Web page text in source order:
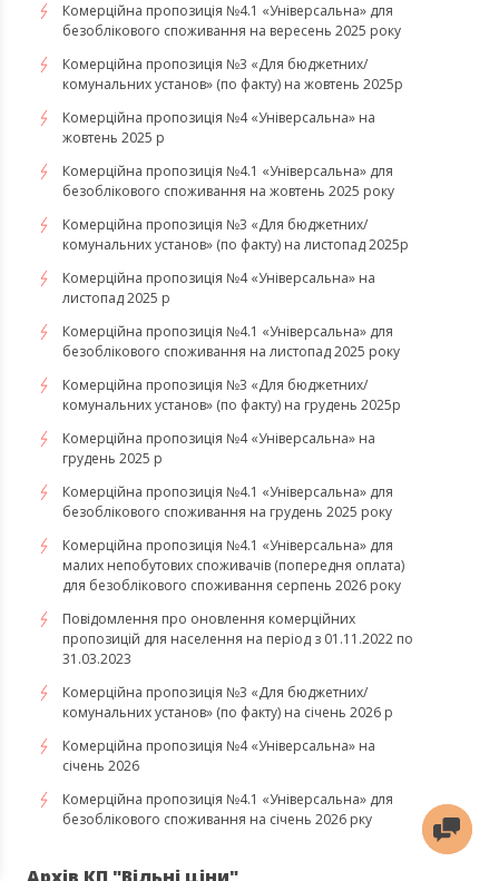
Комерційна пропозиція №4.1 «Універсальна» для
безоблікового споживання на вересень 2025 року
Комерційна пропозиція №3 «Для бюджетних/
комунальних установ» (по факту) на жовтень 2025р
Комерційна пропозиція №4 «Універсальна» на
жовтень 2025 р
Комерційна пропозиція №4.1 «Універсальна» для
безоблікового споживання на жовтень 2025 року
Комерційна пропозиція №3 «Для бюджетних/
комунальних установ» (по факту) на листопад 2025р
Комерційна пропозиція №4 «Універсальна» на
листопад 2025 р
Комерційна пропозиція №4.1 «Універсальна» для
безоблікового споживання на листопад 2025 року
Комерційна пропозиція №3 «Для бюджетних/
комунальних установ» (по факту) на грудень 2025р
Комерційна пропозиція №4 «Універсальна» на
грудень 2025 р
Комерційна пропозиція №4.1 «Універсальна» для
безоблікового споживання на грудень 2025 року
Комерційна пропозиція №4.1 «Універсальна» для
малих непобутових споживачів (попередня оплата)
для безоблікового споживання серпень 2026 року
Повідомлення про оновлення комерційних
пропозицій для населення на період з 01.11.2022 по
31.03.2023
Комерційна пропозиція №3 «Для бюджетних/
комунальних установ» (по факту) на січень 2026 р
Комерційна пропозиція №4 «Універсальна» на
січень 2026
Комерційна пропозиція №4.1 «Універсальна» для
безоблікового споживання на січень 2026 рку